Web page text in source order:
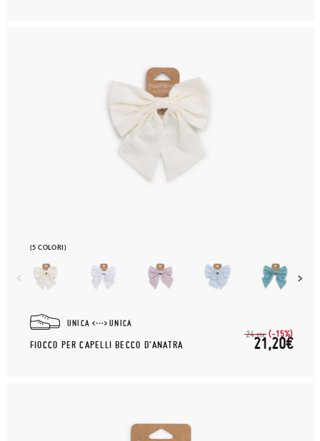
(5 COLORI)
UNICA UNICA
FIOCCO PER CAPELLI BECCO D'ANATRA
24,95€ (-15%)
21,20€